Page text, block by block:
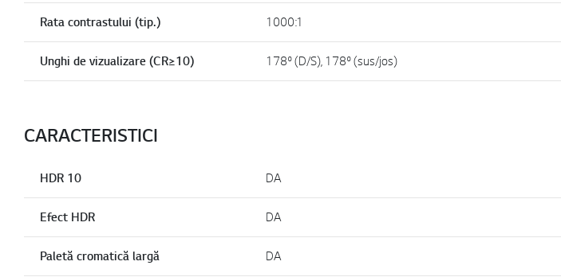
Rata contrastului (tip.) 1000:1
Unghi de vizualizare (CR≥10) 178º (D/S), 178º (sus/jos)
CARACTERISTICI
HDR 10 DA
Efect HDR DA
Paletă cromatică largă DA